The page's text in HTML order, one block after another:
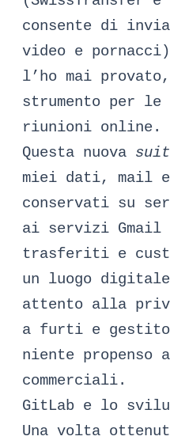
consente di
video e
l’ho mai
strumento per le
riunioni online.
Questa nuova
miei dati, mail e
conservati su
ai servizi Gmail
trasferiti e
un luogo
attento alla
a furti e gestito
niente
commerciali.
GitLab e lo
Una volta